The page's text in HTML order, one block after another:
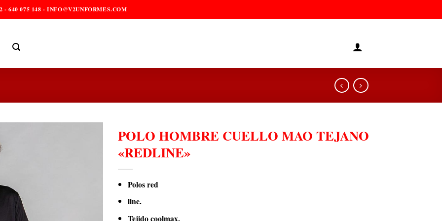
640 075 148 - INFO@V2UNFORMES.COM
POLO HOMBRE CUELLO MAO TEJANO
«REDLINE»
Polos red
line.
Tejido coolmax.